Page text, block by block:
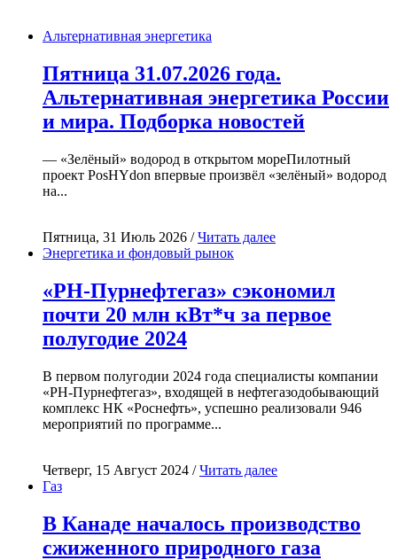
Альтернативная энергетика
Пятница 31.07.2026 года.
Альтернативная энергетика России
и мира. Подборка новостей
— «Зелёный» водород в открытом мореПилотный
проект PosHYdon впервые произвёл «зелёный» водород
на...
Пятница, 31 Июль 2026 /Читать далее
Энергетика и фондовый рынок
«РН-Пурнефтегаз» сэкономил
почти 20 млн кВт*ч за первое
полугодие 2024
В первом полугодии 2024 года специалисты компании
«РН-Пурнефтегаз», входящей в нефтегазодобывающий
комплекс НК «Роснефть», успешно реализовали 946
мероприятий по программе...
Четверг, 15 Август 2024 /Читать далее
Газ
В Канаде началось производство
сжиженного природного газа